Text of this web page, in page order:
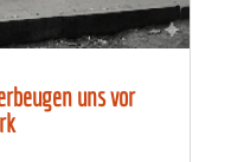
uns vor